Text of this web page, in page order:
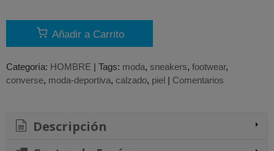
Añadir a Carrito
Categoría: HOMBRE | Tags: moda sneakers footwear
converse moda-deportiva calzado piel | Comentarios
Descripción